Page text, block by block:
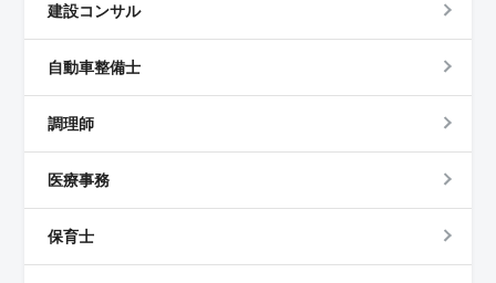
建設コンサル
自動車整備士
調理師
医療事務
保育士